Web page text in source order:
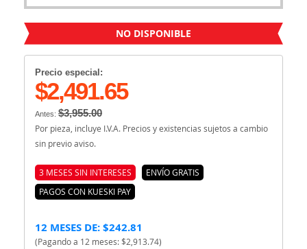
NO DISPONIBLE
Precio especial:
$2,491.65
Antes: $3,955.00
Por pieza, incluye I.V.A. Precios y existencias sujetos a cambio
sin previo aviso.
3 MESES SIN INTERESES
ENVÍO GRATIS
PAGOS CON KUESKI PAY
12 MESES DE: $242.81
(Pagando a 12 meses: $2,913.74)